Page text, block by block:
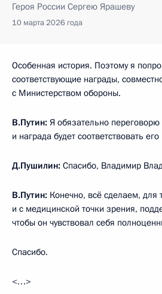
Героя России Сергею Ярашеву
10 марта 2026 года
Особенная история. Поэтому я
соответствующие награды,
с Министерством обороны.
В.Путин: Я обязательно
и награда будет соответствовать его
Д.Пушилин: Спасибо, Владимир
В.Путин: Конечно, всё сделаем, для
и с медицинской точки зрения,
чтобы он чувствовал себя
Спасибо.
<…>